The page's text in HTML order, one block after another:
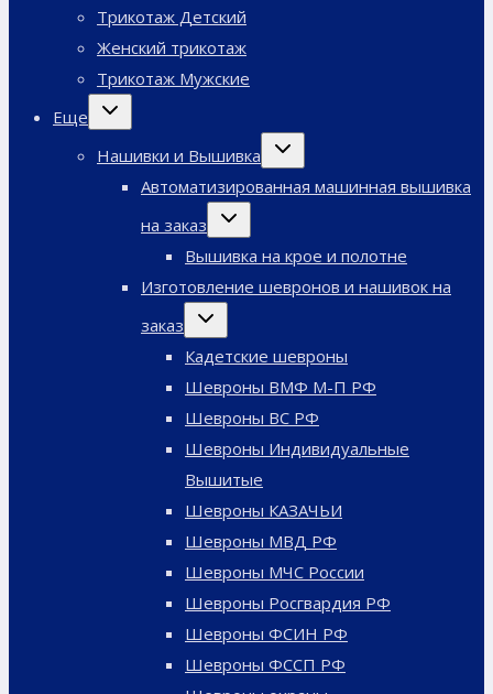
Трикотаж Детский
Женский трикотаж
Трикотаж Мужские
Еще
Переключить
дочернее
Нашивки и Вышивка
Переключить
дочернее
Автоматизированная машинная вышивка
на заказ
Переключить
дочернее
Вышивка на крое и полотне
Изготовление шевронов и нашивок на
заказ
Переключить
дочернее
Кадетские шевроны
Шевроны ВМФ М-П РФ
Шевроны ВС РФ
Шевроны Индивидуальные
Вышитые
Шевроны КАЗАЧЬИ
Шевроны МВД РФ
Шевроны МЧС России
Шевроны Росгвардия РФ
Шевроны ФСИН РФ
Шевроны ФССП РФ